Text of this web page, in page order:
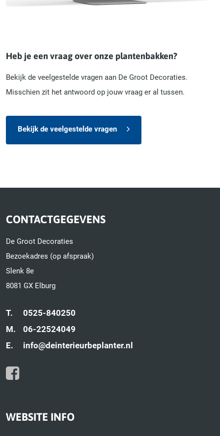
Heb je een vraag over onze plantenbakken?
Bekijk de veelgestelde vragen aan De Groot Decoraties.
Misschien zit het antwoord op jouw vraag er al tussen.
Bekijk de veelgestelde vragen
CONTACTGEGEVENS
De Groot Decoraties
Bezoekadres (op afspraak)
Slenk 8e
8081 GX Elburg
T.
0525-840250
M.
06-22524049
E.
info@deinterieurbeplanter.nl
WEBSITE INFO